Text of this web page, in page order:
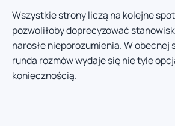
Wszystkie strony liczą na kolejne
pozwoliłoby doprecyzować
narosłe nieporozumienia. W
runda rozmów wydaje się nie tyle
koniecznością.